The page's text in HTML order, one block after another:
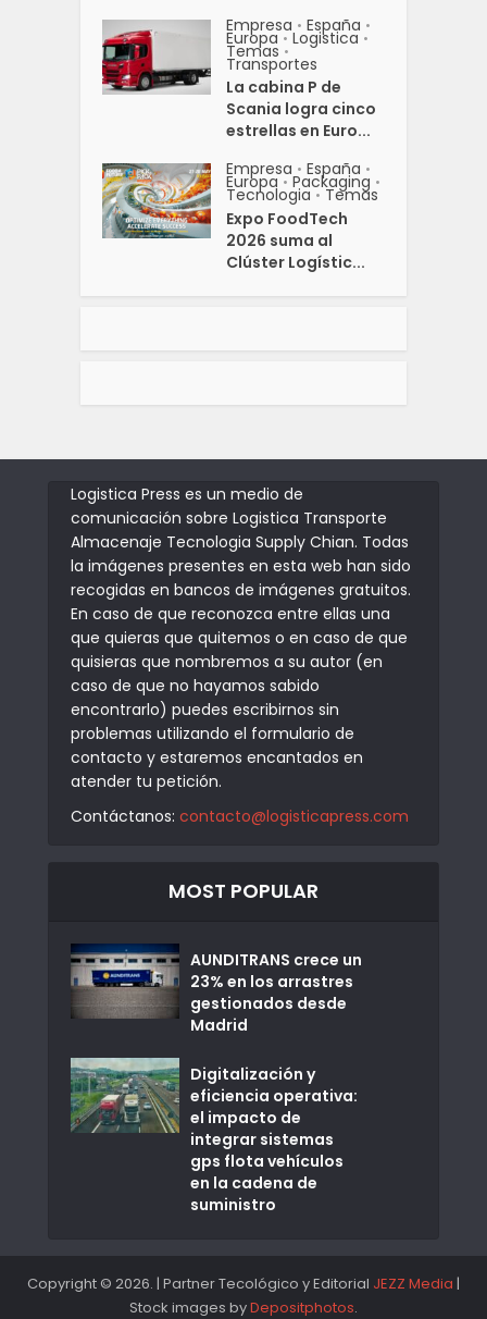
Empresa • España •
Europa • Logistica •
Temas •
Transportes
La cabina P de
Scania logra cinco
estrellas en Euro...
Empresa • España •
Europa • Packaging •
Tecnologia • Temas
Expo FoodTech
2026 suma al
Clúster Logístic...
Logistica Press es un medio de
comunicación sobre Logistica Transporte
Almacenaje Tecnologia Supply Chian. Todas
la imágenes presentes en esta web han sido
recogidas en bancos de imágenes gratuitos.
En caso de que reconozca entre ellas una
que quieras que quitemos o en caso de que
quisieras que nombremos a su autor (en
caso de que no hayamos sabido
encontrarlo) puedes escribirnos sin
problemas utilizando el formulario de
contacto y estaremos encantados en
atender tu petición.
Contáctanos: contacto@logisticapress.com
MOST POPULAR
AUNDITRANS crece un
23% en los arrastres
gestionados desde
Madrid
Digitalización y
eficiencia operativa:
el impacto de
integrar sistemas
gps flota vehículos
en la cadena de
suministro
Copyright © 2026. | Partner Tecológico y Editorial JEZZ Media |
Stock images byDepositphotos.